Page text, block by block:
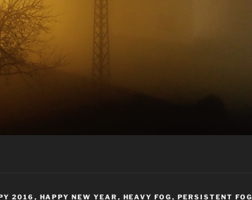
2016 , HAPPY NEW YEAR , HEAVY FOG , PERSISTENT FOG